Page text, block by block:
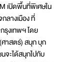
เปิดพื้นที่พิเศษใน
ลางเมือง ที่
งเทพฯ โดย
ศาสตร์) สนุก บุก
จะได้สนุกไปกับ